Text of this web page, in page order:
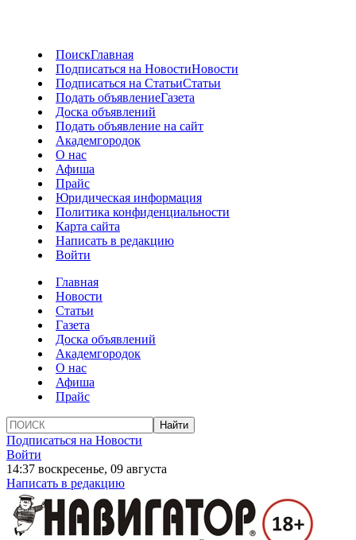
ПоискГлавная
Подписаться на НовостиНовости
Подписаться на СтатьиСтатьи
Подать объявлениеГазета
Доска объявлений
Подать объявление на сайт
Академгородок
О нас
Афиша
Прайс
Юридическая информация
Политика конфиденциальности
Карта сайта
Написать в редакцию
Войти
Главная
Новости
Статьи
Газета
Доска объявлений
Академгородок
О нас
Афиша
Прайс
Подписаться на Новости
Войти
14:37 воскресенье, 09 августа
Написать в редакцию